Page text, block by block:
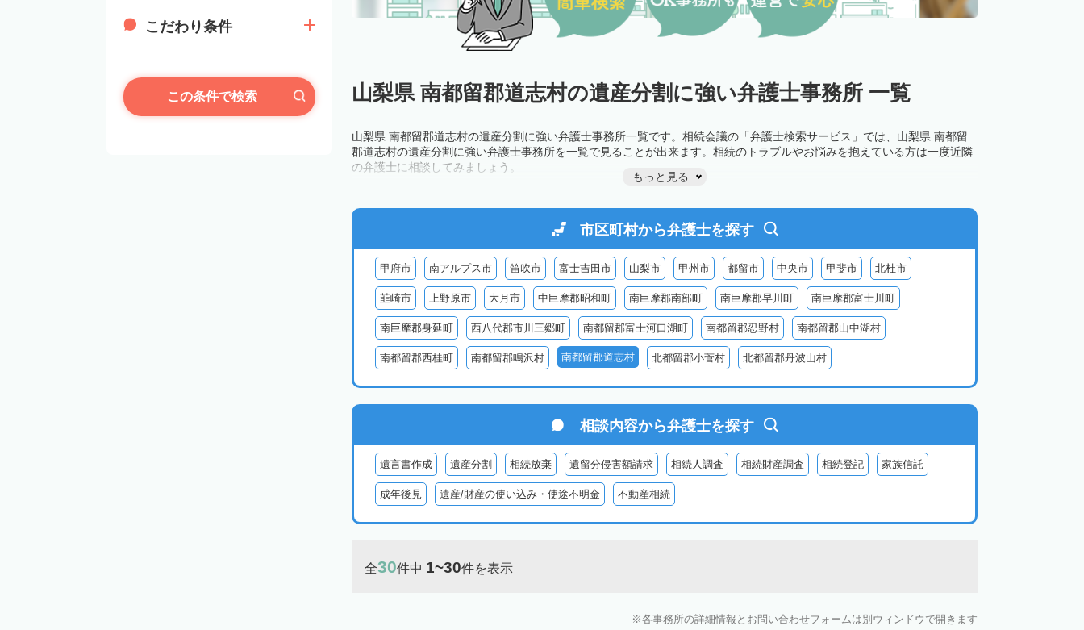
こだわり条件
この条件で検索 山梨県 南都留郡道志村の遺産分割に強い弁護士事務所 一覧
山梨県 南都留郡道志村の遺産分割に強い弁護士事務所一覧です。相続会議の「弁護士検索サービス」では、山梨県 南都留
郡道志村の遺産分割に強い弁護士事務所を一覧で見ることが出来ます。相続のトラブルやお悩みを抱えている方は一度近隣
の弁護士に相談してみましょう。
もっと見る
市区町村から弁護士を探す
甲府市 南アルプス市 笛吹市 富士吉田市 山梨市 甲州市 都留市 中央市 甲斐市 北杜市
韮崎市 上野原市 大月市 中巨摩郡昭和町 南巨摩郡南部町 南巨摩郡早川町 南巨摩郡富士川町
南巨摩郡身延町 西八代郡市川三郷町 南都留郡富士河口湖町 南都留郡忍野村 南都留郡山中湖村
南都留郡西桂町 南都留郡鳴沢村 南都留郡道志村 北都留郡小菅村 北都留郡丹波山村
相談内容から弁護士を探す
遺言書作成 遺産分割 相続放棄 遺留分侵害額請求 相続人調査 相続財産調査 相続登記 家族信託
成年後見 遺産/財産の使い込み・使途不明金 不動産相続
全30件中 1~30件を表示
各事務所の詳細情報とお問い合わせフォームは別ウィンドウで開きます